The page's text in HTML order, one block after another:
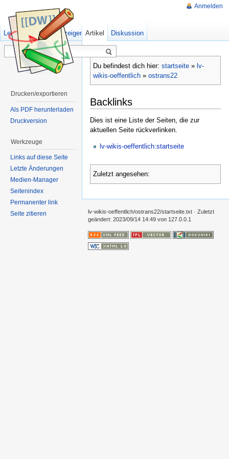
Du befindest dich hier: startseite » lv-
wikis-oeffentlich » ostrans22
Backlinks
Dies ist eine Liste der Seiten, die zur
aktuellen Seite rückverlinken.
lv-wikis-oeffentlich:startseite
Zuletzt angesehen:
Anmelden
Artikel Diskussion
Lesen Quelltext anzeigen Ältere Versionen
Drucken/exportieren
Als PDF herunterladen
Druckversion
Werkzeuge
Links auf diese Seite
Letzte Änderungen
Medien-Manager
Seitenindex
Permanenter link
Seite zitieren
lv-wikis-oeffentlich/ostrans22/startseite.txt · Zuletzt
geändert: 2023/09/14 14:49 von 127.0.0.1